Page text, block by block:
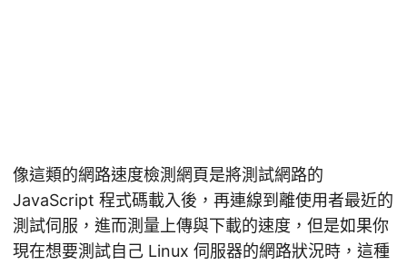
像這類的網路速度檢測網頁是將測試網路的
JavaScript 程式碼載入後，再連線到離使用者最近的
測試伺服，進而測量上傳與下載的速度，但是如果你
現在想要測試自己 Linux 伺服器的網路狀況時，這種